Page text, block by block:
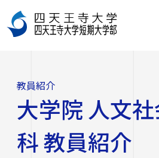
四天王寺大学について
四天王寺大学について
教員紹介
大学院 人文
科 教員紹介